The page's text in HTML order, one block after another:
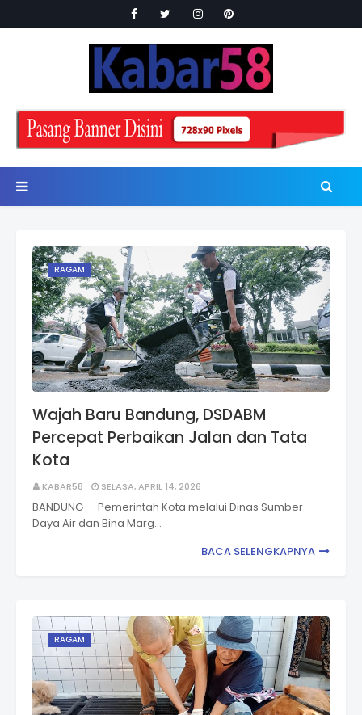
RAGAM
Wajah Baru Bandung, DSDABM
Percepat Perbaikan Jalan dan Tata
Kota
KABAR58 SELASA, APRIL 14, 2026
BANDUNG — Pemerintah Kota melalui Dinas Sumber
Daya Air dan Bina Marg…
BACA SELENGKAPNYA
RAGAM